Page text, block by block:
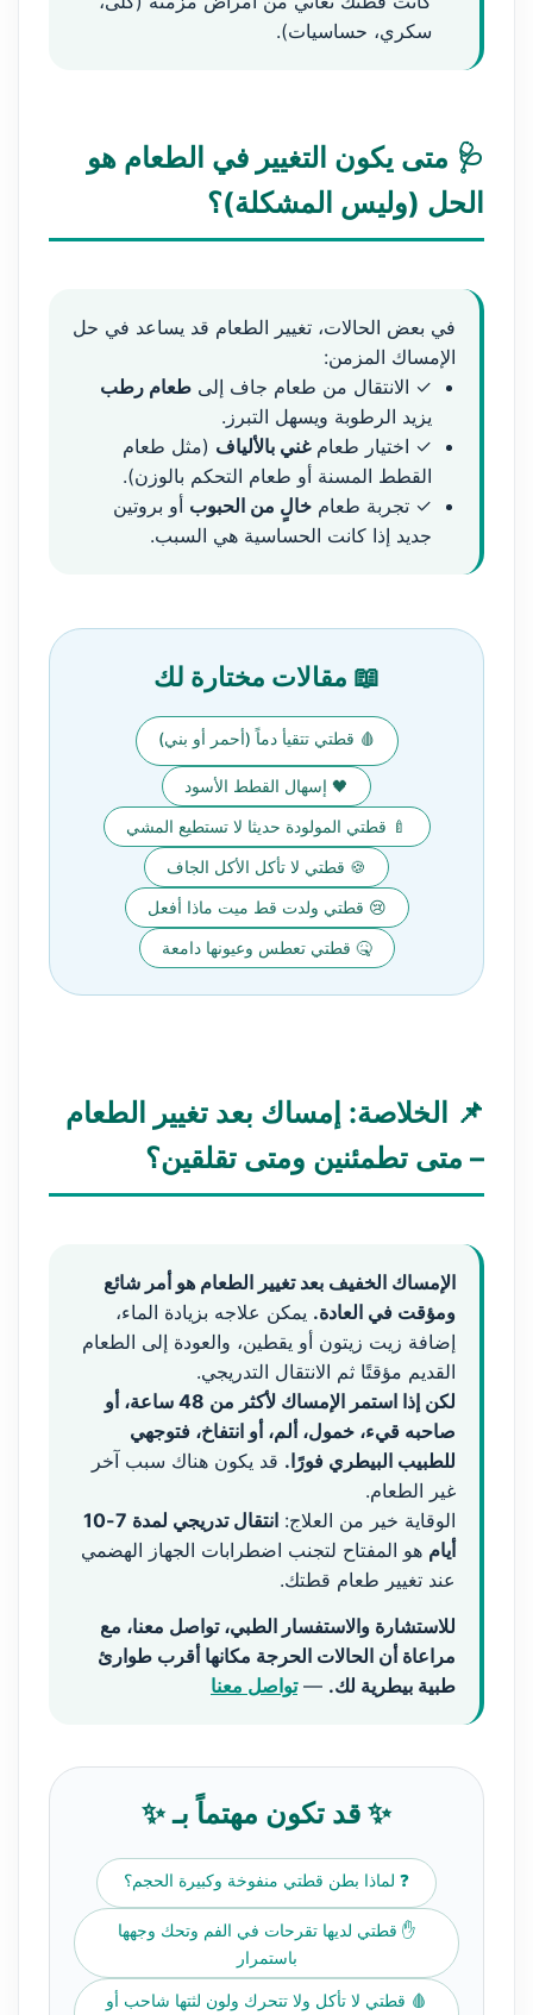
سكري، حساسيات).
🩺 متى يكون التغيير في الطعام هو
الحل (وليس المشكلة)؟
في بعض الحالات، تغيير الطعام قد يساعد في حل
الإمساك المزمن:
✓ الانتقال من طعام جاف إلى طعام رطب
يزيد الرطوبة ويسهل التبرز.
✓ اختيار طعامغني بالألياف (مثل طعام
القطط المسنة أو طعام التحكم بالوزن).
✓ تجربة طعام خالٍ من الحبوب أو بروتين
جديد إذا كانت الحساسية هي السبب.
📖 مقالات مختارة لك
🩸 قطتي تتقيأ دماً (أحمر أو بني)
🖤 إسهال القطط الأسود
🍼 قطتي المولودة حديثا لا تستطيع المشي
🍪 قطتي لا تأكل الأكل الجاف
😢 قطتي ولدت قط ميت ماذا أفعل
🤒 قطتي تعطس وعيونها دامعة
📌 الخلاصة: إمساك بعد تغيير الطعام
– متى تطمئنين ومتى تقلقين؟
الإمساك الخفيف بعد تغيير الطعام هو أمر شائع
ومؤقت في العادة. يمكن علاجه بزيادة الماء،
إضافة زيت زيتون أو يقطين، والعودة إلى الطعام
القديم مؤقتًا ثم الانتقال التدريجي.
لكن إذا استمر الإمساك لأكثر من 48 ساعة، أو
صاحبه قيء، خمول، ألم، أو انتفاخ، فتوجهي
للطبيب البيطري فورًا. قد يكون هناك سبب آخر
غير الطعام.
الوقاية خير من العلاج:
انتقال تدريجي لمدة 7-10
أيام هو المفتاح لتجنب اضطرابات الجهاز الهضمي
عند تغيير طعام قطتك.
للاستشارة والاستفسار الطبي، تواصل معنا، مع
مراعاة أن الحالات الحرجة مكانها أقرب طوارئ
طبية بيطرية لك. —تواصل معنا
✨ قد تكون مهتماً بـ ✨
❓ لماذا بطن قطتي منفوخة وكبيرة الحجم؟
✋ قطتي لديها تقرحات في الفم وتحك وجهها
باستمرار
🩸 قطتي لا تأكل ولا تتحرك ولون لثتها شاحب أو